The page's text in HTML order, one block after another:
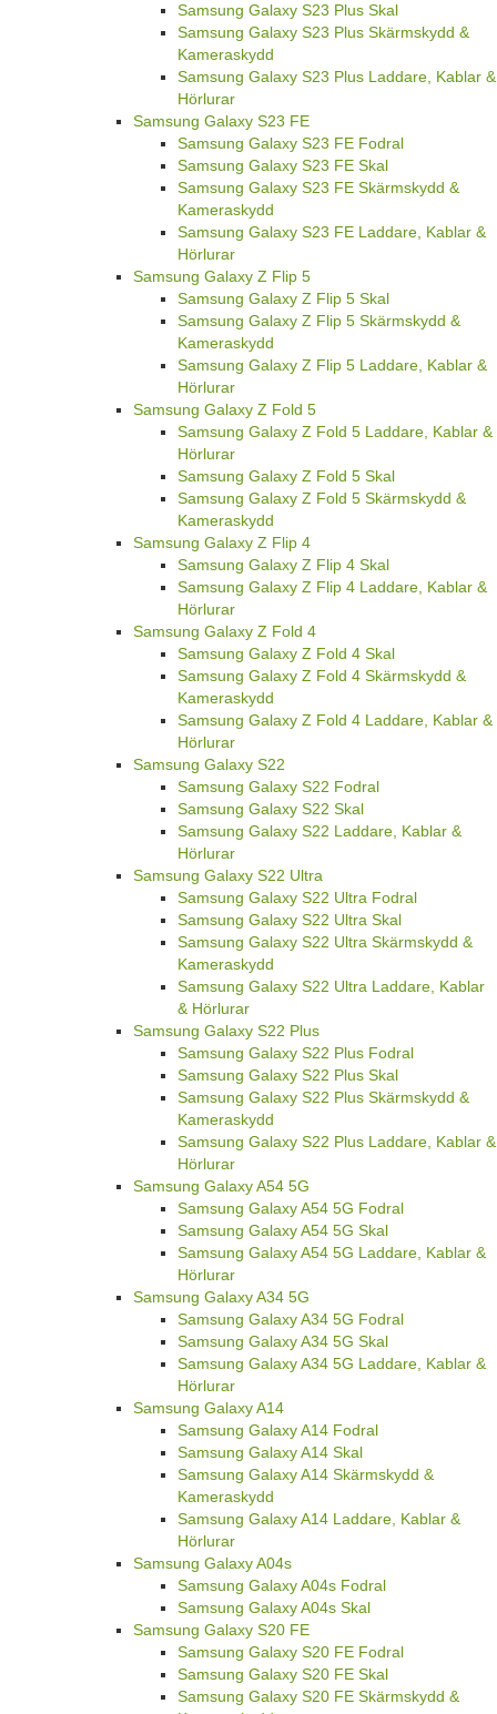
Samsung Galaxy S23 Plus Skal
Samsung Galaxy S23 Plus Skärmskydd &
Kameraskydd
Samsung Galaxy S23 Plus Laddare, Kablar &
Hörlurar
Samsung Galaxy S23 FE
Samsung Galaxy S23 FE Fodral
Samsung Galaxy S23 FE Skal
Samsung Galaxy S23 FE Skärmskydd &
Kameraskydd
Samsung Galaxy S23 FE Laddare, Kablar &
Hörlurar
Samsung Galaxy Z Flip 5
Samsung Galaxy Z Flip 5 Skal
Samsung Galaxy Z Flip 5 Skärmskydd &
Kameraskydd
Samsung Galaxy Z Flip 5 Laddare, Kablar &
Hörlurar
Samsung Galaxy Z Fold 5
Samsung Galaxy Z Fold 5 Laddare, Kablar &
Hörlurar
Samsung Galaxy Z Fold 5 Skal
Samsung Galaxy Z Fold 5 Skärmskydd &
Kameraskydd
Samsung Galaxy Z Flip 4
Samsung Galaxy Z Flip 4 Skal
Samsung Galaxy Z Flip 4 Laddare, Kablar &
Hörlurar
Samsung Galaxy Z Fold 4
Samsung Galaxy Z Fold 4 Skal
Samsung Galaxy Z Fold 4 Skärmskydd &
Kameraskydd
Samsung Galaxy Z Fold 4 Laddare, Kablar &
Hörlurar
Samsung Galaxy S22
Samsung Galaxy S22 Fodral
Samsung Galaxy S22 Skal
Samsung Galaxy S22 Laddare, Kablar &
Hörlurar
Samsung Galaxy S22 Ultra
Samsung Galaxy S22 Ultra Fodral
Samsung Galaxy S22 Ultra Skal
Samsung Galaxy S22 Ultra Skärmskydd &
Kameraskydd
Samsung Galaxy S22 Ultra Laddare, Kablar
& Hörlurar
Samsung Galaxy S22 Plus
Samsung Galaxy S22 Plus Fodral
Samsung Galaxy S22 Plus Skal
Samsung Galaxy S22 Plus Skärmskydd &
Kameraskydd
Samsung Galaxy S22 Plus Laddare, Kablar &
Hörlurar
Samsung Galaxy A54 5G
Samsung Galaxy A54 5G Fodral
Samsung Galaxy A54 5G Skal
Samsung Galaxy A54 5G Laddare, Kablar &
Hörlurar
Samsung Galaxy A34 5G
Samsung Galaxy A34 5G Fodral
Samsung Galaxy A34 5G Skal
Samsung Galaxy A34 5G Laddare, Kablar &
Hörlurar
Samsung Galaxy A14
Samsung Galaxy A14 Fodral
Samsung Galaxy A14 Skal
Samsung Galaxy A14 Skärmskydd &
Kameraskydd
Samsung Galaxy A14 Laddare, Kablar &
Hörlurar
Samsung Galaxy A04s
Samsung Galaxy A04s Fodral
Samsung Galaxy A04s Skal
Samsung Galaxy S20 FE
Samsung Galaxy S20 FE Fodral
Samsung Galaxy S20 FE Skal
Samsung Galaxy S20 FE Skärmskydd &